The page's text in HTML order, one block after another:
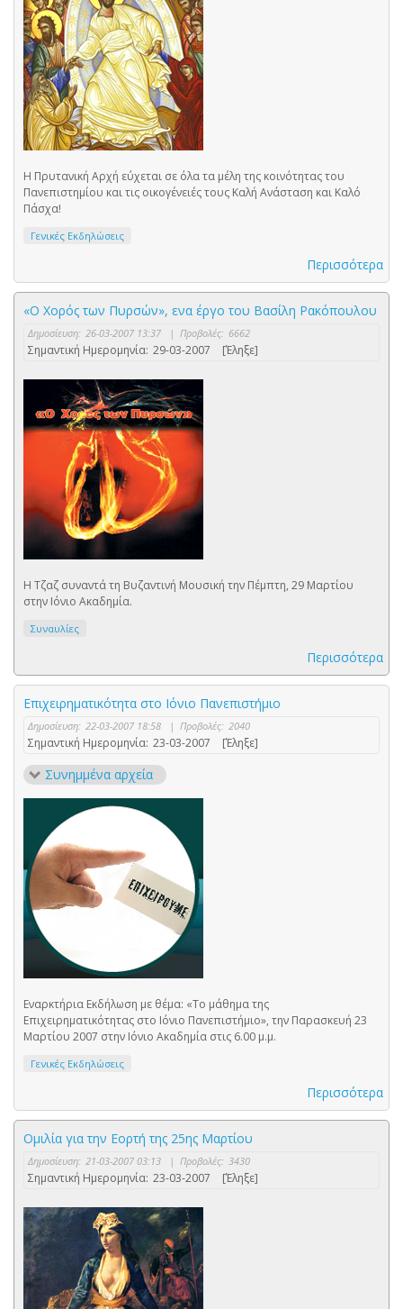
Η Πρυτανική Αρχή εύχεται σε όλα τα μέλη της κοινότητας του
Πανεπιστημίου και τις οικογένειές τους Καλή Ανάσταση και Καλό
Πάσχα!
Γενικές Εκδηλώσεις
Περισσότερα
«Ο Χορός των Πυρσών», ενα έργο του Βασίλη Ρακόπουλου
Δημοσίευση: 26-03-2007 13:37 | Προβολές: 6662
Σημαντική Ημερομηνία: 29-03-2007 [Έληξε]
Η Τζαζ συναντά τη Βυζαντινή Μουσική την Πέμπτη, 29 Μαρτίου
στην Ιόνιο Ακαδημία.
Συναυλίες
Περισσότερα
Επιχειρηματικότητα στο Ιόνιο Πανεπιστήμιο
Δημοσίευση: 22-03-2007 18:58 | Προβολές: 2040
Σημαντική Ημερομηνία: 23-03-2007 [Έληξε]
Συνημμένα αρχεία
Εναρκτήρια Εκδήλωση με θέμα: «Το μάθημα της
Επιχειρηματικότητας στο Ιόνιο Πανεπιστήμιο», την Παρασκευή 23
Μαρτίου 2007 στην Ιόνιο Ακαδημία στις 6.00 μ.μ.
Γενικές Εκδηλώσεις
Περισσότερα
Ομιλία για την Εορτή της 25ης Μαρτίου
Δημοσίευση: 21-03-2007 03:13 | Προβολές: 3430
Σημαντική Ημερομηνία: 23-03-2007 [Έληξε]